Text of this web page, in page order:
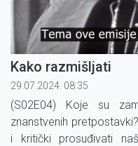
Kako razmišljati
29.07.2024. 08:35
(S02E04) Koje su
znanstvenih
i kritički prosuđivati